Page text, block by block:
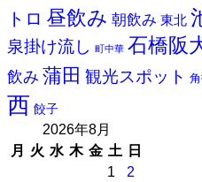
トロ 昼飲み 朝飲み 東北
泉掛け流し 町中華 石橋阪
飲み 蒲田 観光スポット
西 餃子
2026年8月
月
火 水 木 金 土
日
1
2